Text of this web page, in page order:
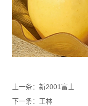
上一条： 新2001富士
下一条： 王林